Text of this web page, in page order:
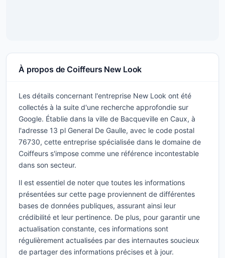
À propos de Coiffeurs New Look
Les détails concernant l'entreprise New Look ont été
collectés à la suite d'une recherche approfondie sur
Google. Établie dans la ville de Bacqueville en Caux, à
l'adresse 13 pl General De Gaulle, avec le code postal
76730, cette entreprise spécialisée dans le domaine de
Coiffeurs s'impose comme une référence incontestable
dans son secteur.
Il est essentiel de noter que toutes les informations
présentées sur cette page proviennent de différentes
bases de données publiques, assurant ainsi leur
crédibilité et leur pertinence. De plus, pour garantir une
actualisation constante, ces informations sont
régulièrement actualisées par des internautes soucieux
de partager des informations précises et à jour.